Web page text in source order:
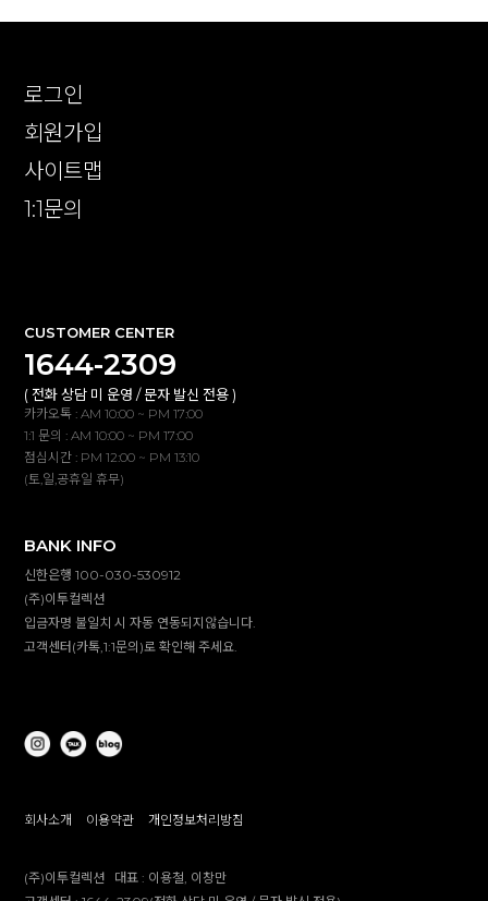
로그인
회원가입
사이트맵
1:1문의
CUSTOMER CENTER
1644-2309
( 전화 상담 미 운영 / 문자 발신 전용 )
카카오톡 : AM 10:00 ~ PM 17:00
1:1 문의 : AM 10:00 ~ PM 17:00
점심시간 : PM 12:00 ~ PM 13:10
(토,일,공휴일 휴무)
BANK INFO
신한은행 100-030-530912
(주)이투컬렉션
입금자명 불일치 시 자동 연동되지않습니다.
고객센터(카톡,1:1문의)로 확인해 주세요.
회사소개 이용약관 개인정보처리방침
(주)이투컬렉션 대표 : 이용철, 이창만